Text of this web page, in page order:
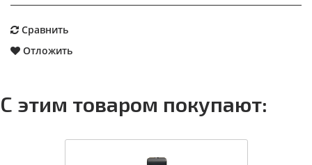
Сравнить
Отложить
С этим товаром покупают: